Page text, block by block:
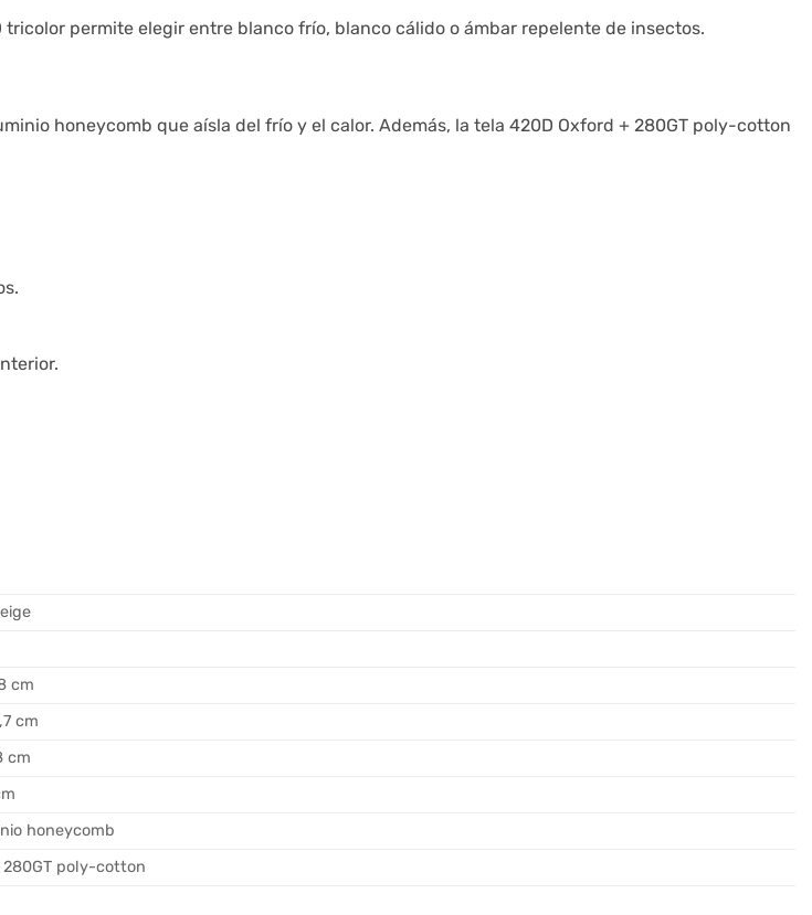
permite elegir entre blanco frío, blanco cálido o ámbar repelente de insectos.
honeycomb que aísla del frío y el calor. Además, la tela 420D Oxford + 280GT poly-cotton
cm
cm
cm
honeycomb
poly-cotton